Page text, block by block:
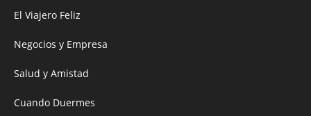
El Viajero Feliz
Negocios y Empresa
Salud y Amistad
Cuando Duermes